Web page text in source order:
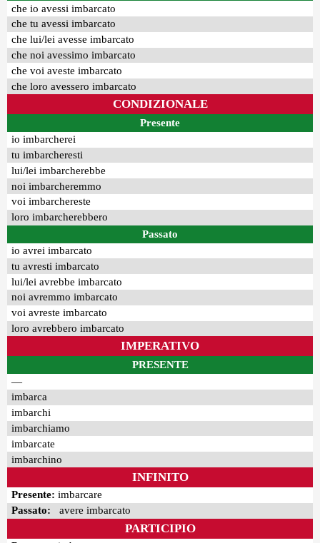
che io avessi imbarcato
che tu avessi imbarcato
che lui/lei avesse imbarcato
che noi avessimo imbarcato
che voi aveste imbarcato
che loro avessero imbarcato
CONDIZIONALE
Presente
io imbarcherei
tu imbarcheresti
lui/lei imbarcherebbe
noi imbarcheremmo
voi imbarchereste
loro imbarcherebbero
Passato
io avrei imbarcato
tu avresti imbarcato
lui/lei avrebbe imbarcato
noi avremmo imbarcato
voi avreste imbarcato
loro avrebbero imbarcato
IMPERATIVO
PRESENTE
—
imbarca
imbarchi
imbarchiamo
imbarcate
imbarchino
INFINITO
Presente: imbarcare
Passato: avere imbarcato
PARTICIPIO